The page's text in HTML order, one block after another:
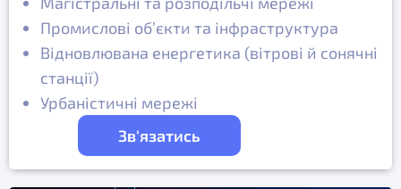
Промислові об’єкти та інфраструктура
Відновлювана енергетика (вітрові й сонячні
станції)
Урбаністичні мережі
Зв'язатись